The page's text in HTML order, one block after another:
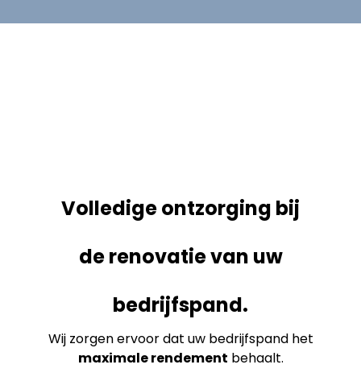
Volledige ontzorging bij
de renovatie van uw
bedrijfspand.
Wij zorgen ervoor dat uw bedrijfspand het
maximale rendement behaalt.